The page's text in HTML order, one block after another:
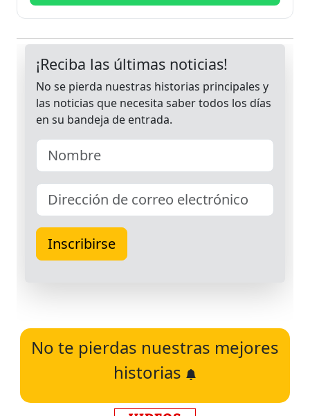
No te pierdas nuestras mejores
historias